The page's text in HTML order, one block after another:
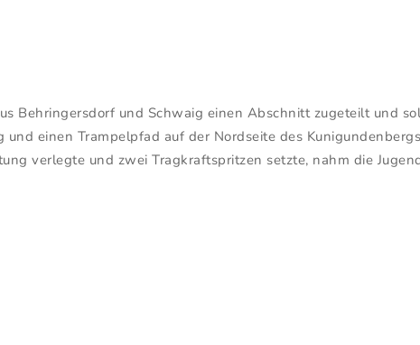
Behringersdorf und Schwaig einen Abschnitt zugeteilt und
einen Trampelpfad auf der Nordseite des
verlegte und zwei Tragkraftspritzen setzte, nahm die